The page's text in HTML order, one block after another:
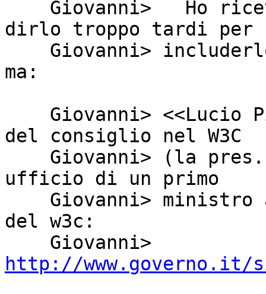
dirlo troppo tardi per
ma:
del consiglio nel W3C
ufficio di un primo
del w3c:
http://www.governo.it/